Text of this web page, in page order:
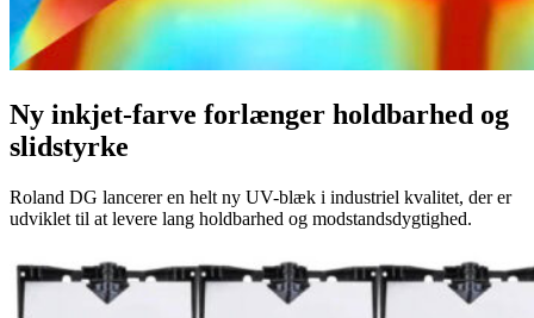
Ny inkjet-farve forlænger holdbarhed og
slidstyrke
Roland DG lancerer en helt ny UV-blæk i industriel kvalitet, der er
udviklet til at levere lang holdbarhed og modstandsdygtighed.